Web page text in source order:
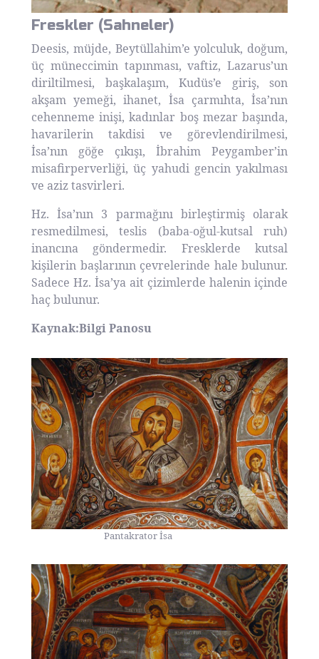
Freskler (Sahneler)
Deesis, müjde, Beytüllahim’e yolculuk, doğum,
üç müneccimin tapınması, vaftiz, Lazarus’un
diriltilmesi, başkalaşım, Kudüs’e giriş, son
akşam yemeği, ihanet, İsa çarmıhta, İsa’nın
cehenneme inişi, kadınlar boş mezar başında,
havarilerin takdisi ve görevlendirilmesi,
İsa’nın göğe çıkışı, İbrahim Peygamber’in
misafirperverliği, üç yahudi gencin yakılması
ve aziz tasvirleri.
Hz. İsa’nın 3 parmağını birleştirmiş olarak
resmedilmesi, teslis (baba-oğul-kutsal ruh)
inancına göndermedir. Fresklerde kutsal
kişilerin başlarının çevrelerinde hale bulunur.
Sadece Hz. İsa’ya ait çizimlerde halenin içinde
haç bulunur.
Kaynak:Bilgi Panosu
Pantakrator İsa